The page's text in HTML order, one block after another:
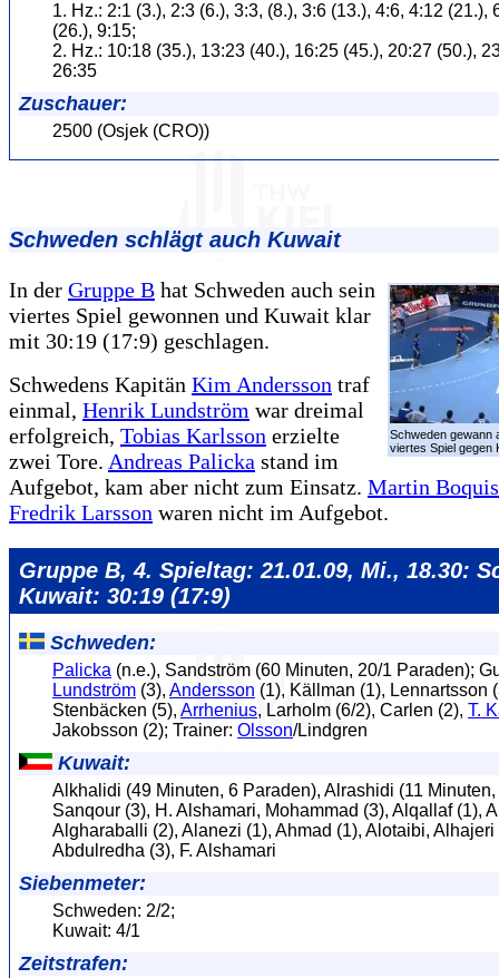
1. Hz.: 2:1 (3.), 2:3 (6.), 3:3, (8.), 3:6 (13.), 4:6, 4:12 (21.),
(26.), 9:15;
2. Hz.: 10:18 (35.), 13:23 (40.), 16:25 (45.), 20:27 (50.),
26:35
Zuschauer:
2500 (Osjek (CRO))
Schweden schlägt auch Kuwait
Schweden gewann
viertes Spiel gegen
In der Gruppe B hat Schweden auch sein
viertes Spiel gewonnen und Kuwait klar
mit 30:19 (17:9) geschlagen.
Schwedens Kapitän Kim Andersson traf
einmal, Henrik Lundström war dreimal
erfolgreich, Tobias Karlsson erzielte
zwei Tore. Andreas Palicka stand im
Aufgebot, kam aber nicht zum Einsatz. Martin
Fredrik Larsson waren nicht im Aufgebot.
Gruppe B, 4. Spieltag: 21.01.09, Mi., 18.30:
Kuwait: 30:19 (17:9)
Schweden:
Palicka (n.e.), Sandström (60 Minuten, 20/1 Paraden);
Lundström (3), Andersson (1), Källman (1), Lennartsson
Stenbäcken (5), Arrhenius, Larholm (6/2), Carlen (2), T.
Jakobsson (2); Trainer: Olsson/Lindgren
Kuwait:
Alkhalidi (49 Minuten, 6 Paraden), Alrashidi (11
Sanqour (3), H. Alshamari, Mohammad (3), Alqallaf (1),
Algharaballi (2), Alanezi (1), Ahmad (1), Alotaibi, Alhajeri
Abdulredha (3), F. Alshamari
Siebenmeter:
Schweden: 2/2;
Kuwait: 4/1
Zeitstrafen: